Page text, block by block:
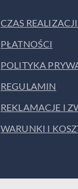
CZAS
PŁATNOŚCI
POLITYKA
REGULAMIN
REKLAMACJE I
WARUNKI I